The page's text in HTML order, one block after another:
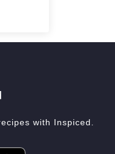
with Inspiced.